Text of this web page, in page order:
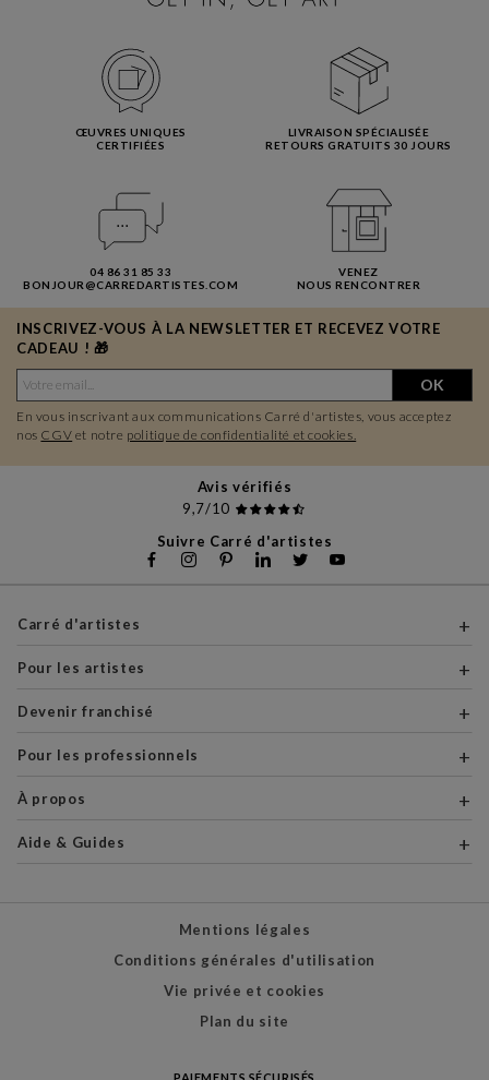
ŒUVRES UNIQUES
CERTIFIÉES
LIVRAISON SPÉCIALISÉE
RETOURS GRATUITS 30 JOURS
04 86 31 85 33
BONJOUR@CARREDARTISTES.COM
VENEZ
NOUS RENCONTRER
INSCRIVEZ-VOUS À LA NEWSLETTER ET RECEVEZ VOTRE
CADEAU ! 🎁
OK
En vous inscrivant aux communications Carré d'artistes, vous acceptez
nos CGV et notre politique de confidentialité et cookies.
Avis vérifiés
9,7/10
Suivre Carré d'artistes
Carré d'artistes
Pour les artistes
Devenir franchisé
Pour les professionnels
À propos
Aide & Guides
Mentions légales
Conditions générales d'utilisation
Vie privée et cookies
Plan du site
PAIEMENTS SÉCURISÉS